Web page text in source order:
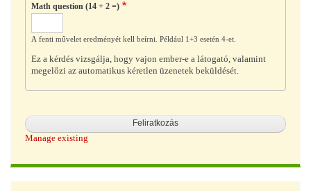
Math question (14 + 2 =)
A fenti művelet eredményét kell beírni. Például 1+3 esetén 4-et.
Ez a kérdés vizsgálja, hogy vajon ember-e a látogató, valamint
megelőzi az automatikus kéretlen üzenetek beküldését.
Manage existing